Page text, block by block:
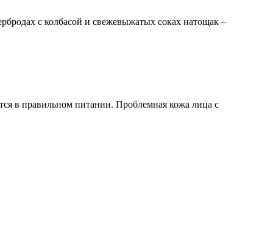
с колбасой и свежевыжатых соках натощак –
в правильном питании. Проблемная кожа лица с